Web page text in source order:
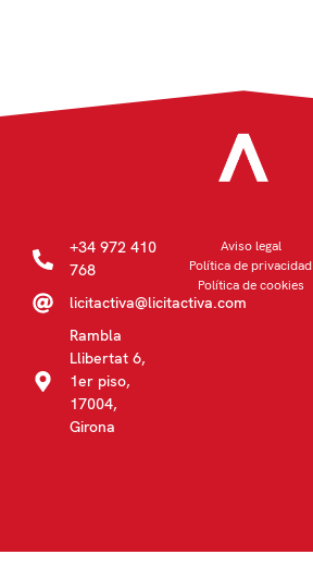
+34 972 410
768
licitactiva@licitactiva.com
Rambla
Llibertat 6,
1er piso,
17004,
Girona
Aviso legal
Política de privacidad
Política de cookies